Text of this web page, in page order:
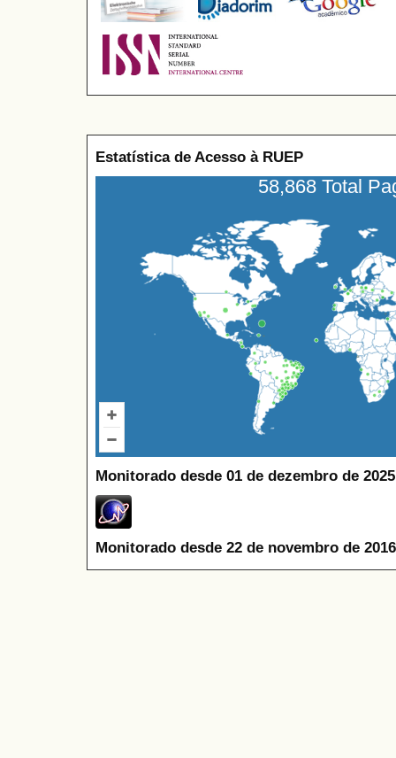
Estatística de Acesso à RUEP
58,868 Total
Monitorado desde 01 de dezembro de
Monitorado desde 22 de novembro de